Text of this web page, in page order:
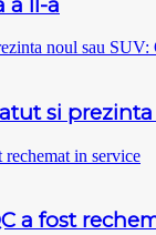
si prezinta
a fost